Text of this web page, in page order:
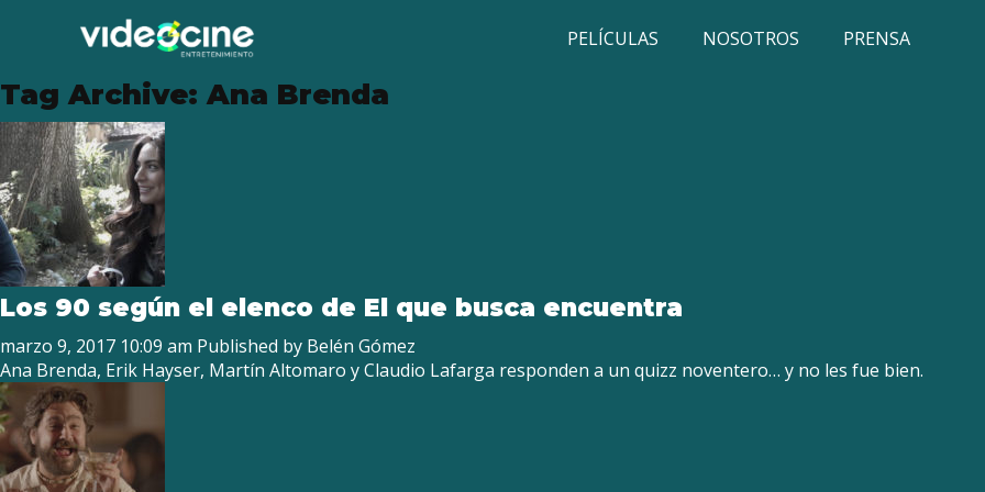
PELÍCULAS NOSOTROS PRENSA
Tag Archive: Ana Brenda
Los 90 según el elenco de El que busca encuentra
marzo 9, 2017 10:09 am Published by Belén Gómez
Ana Brenda, Erik Hayser, Martín Altomaro y Claudio Lafarga responden a un quizz noventero… y no les fue bien.